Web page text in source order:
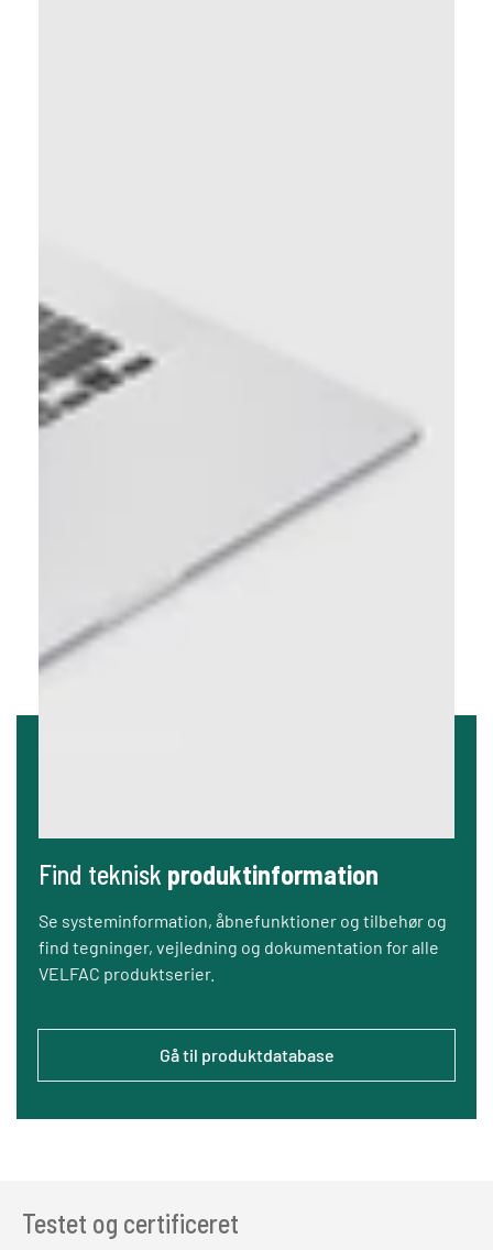
Find teknisk produktinformation
Se systeminformation, åbnefunktioner og tilbehør og
find tegninger, vejledning og dokumentation for alle
VELFAC produktserier.
Gå til produktdatabase
Testet og certificeret